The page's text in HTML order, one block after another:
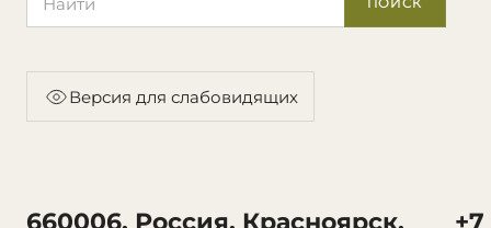
Версия для слабовидящих
660006, Россия, Красноярск,